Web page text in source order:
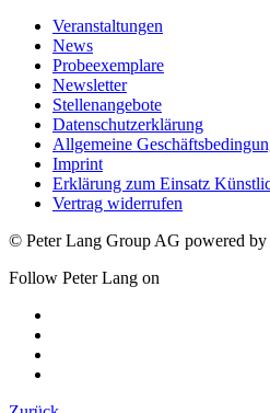
Veranstaltungen
News
Probeexemplare
Newsletter
Stellenangebote
Datenschutzerklärung
Allgemeine
Imprint
Erklärung zum Einsatz
Vertrag widerrufen
© Peter Lang Group AG powered by
Follow Peter Lang on